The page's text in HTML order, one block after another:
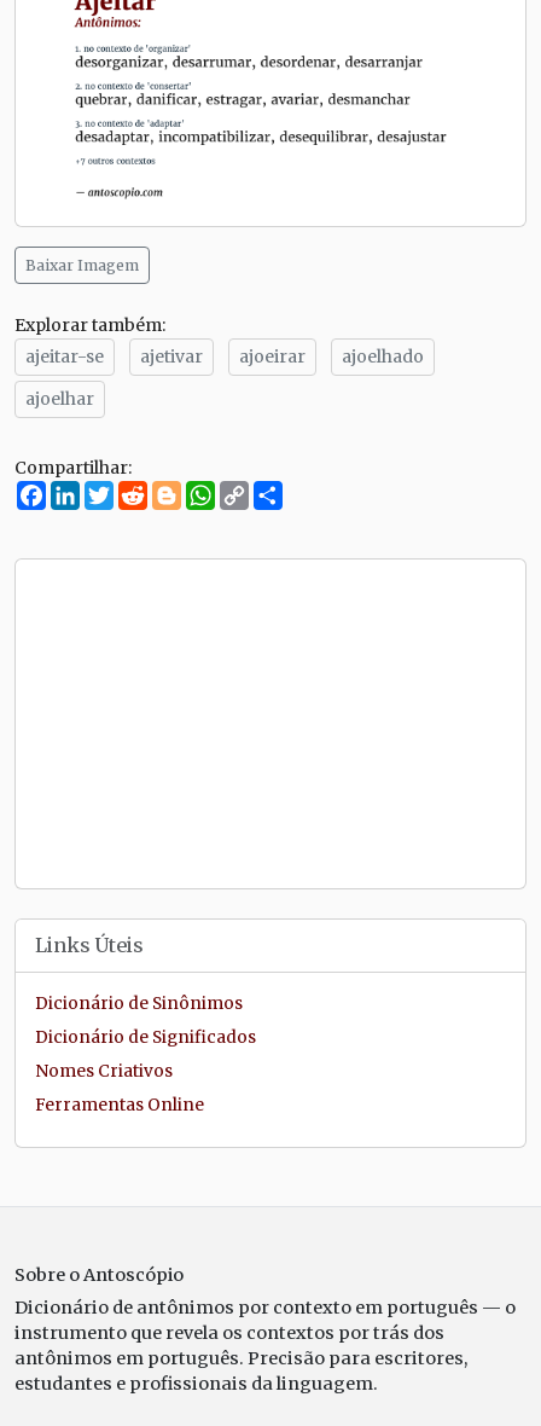
Baixar Imagem
Explorar também:
ajeitar-se
ajetivar ajoeirar
ajoelhado
ajoelhar
Compartilhar:
Facebook
LinkedIn
Twitter
RedditBloggerWhatsApp
Copy
Link
Links Úteis
Dicionário de Sinônimos
Dicionário de Significados
Nomes Criativos
Ferramentas Online
Sobre o Antoscópio
Dicionário de antônimos por contexto em português — o
instrumento que revela os contextos por trás dos
antônimos em português. Precisão para escritores,
estudantes e profissionais da linguagem.